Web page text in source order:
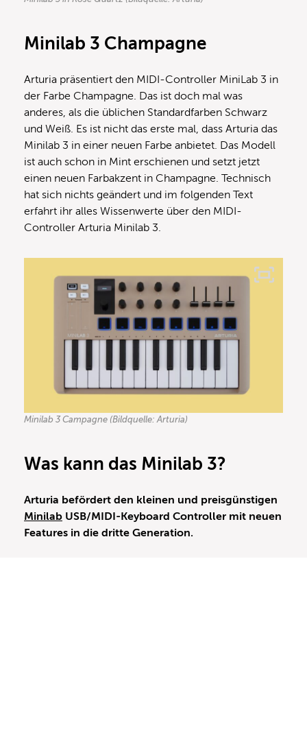
Minilab 3 Champagne
Arturia präsentiert den MIDI-Controller MiniLab 3 in
der Farbe Champagne. Das ist doch mal was
anderes, als die üblichen Standardfarben Schwarz
und Weiß. Es ist nicht das erste mal, dass Arturia das
Minilab 3 in einer neuen Farbe anbietet. Das Modell
ist auch schon in Mint erschienen und setzt jetzt
einen neuen Farbakzent in Champagne. Technisch
hat sich nichts geändert und im folgenden Text
erfahrt ihr alles Wissenwerte über den MIDI-
Controller Arturia Minilab 3.
Minilab 3 Campagne (Bildquelle: Arturia)
Was kann das Minilab 3?
Arturia befördert den kleinen und preisgünstigen
Minilab USB/MIDI-Keyboard Controller mit neuen
Features in die dritte Generation.